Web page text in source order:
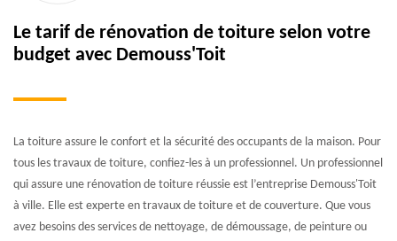
Le tarif de rénovation de toiture selon votre
budget avec Demouss'Toit
La toiture assure le confort et la sécurité des occupants de la maison. Pour
tous les travaux de toiture, confiez-les à un professionnel. Un professionnel
qui assure une rénovation de toiture réussie est l’entreprise Demouss'Toit
à ville. Elle est experte en travaux de toiture et de couverture. Que vous
avez besoins des services de nettoyage, de démoussage, de peinture ou